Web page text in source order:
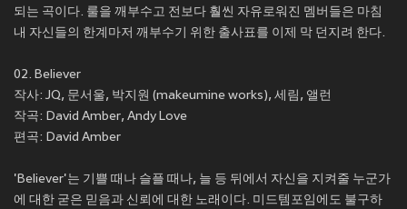
되는 곡이다. 룰을 깨부수고 전보다 훨씬 자유로워진 멤버들은 마침
내 자신들의 한계마저 깨부수기 위한 출사표를 이제 막 던지려 한다.
02. Believer
작사: JQ, 문서울, 박지원 (makeumine works), 세림, 앨런
작곡: David Amber, Andy Love
편곡: David Amber
'Believer'는 기쁠 때나 슬플 때나, 늘 등 뒤에서 자신을 지켜줄 누군가
에 대한 굳은 믿음과 신뢰에 대한 노래이다. 미드템포임에도 불구하